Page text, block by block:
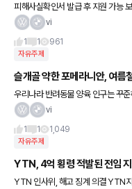
피해사실확인서 발급 후 지원 가능
대금리 적용 가능
vi
1
1 961
자유주제
슬개골 약한 포메라니안, 여름
우리나라 반려동물 양육 인구는 꾸
나온 시민들을 어렵지 않게 볼 수 있
vi
1
1 1,049
자유주제
YTN, 4억 횡령 적발된 전임 지
YTN 인사위, 해고 징계 의결 YTN